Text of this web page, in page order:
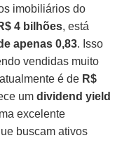
imobiliários do
4 bilhões, está
apenas 0,83. Isso
vendidas muito
é de R$
umdividend yield
excelente
buscam ativos